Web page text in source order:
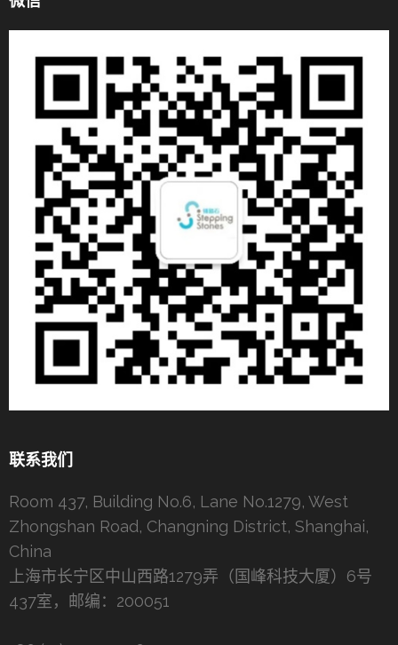
联系我们
Room 437, Building No.6, Lane No.1279, West
Zhongshan Road, Changning District, Shanghai,
China
上海市长宁区中山西路1279弄（国峰科技大厦）6号
437室，邮编：200051